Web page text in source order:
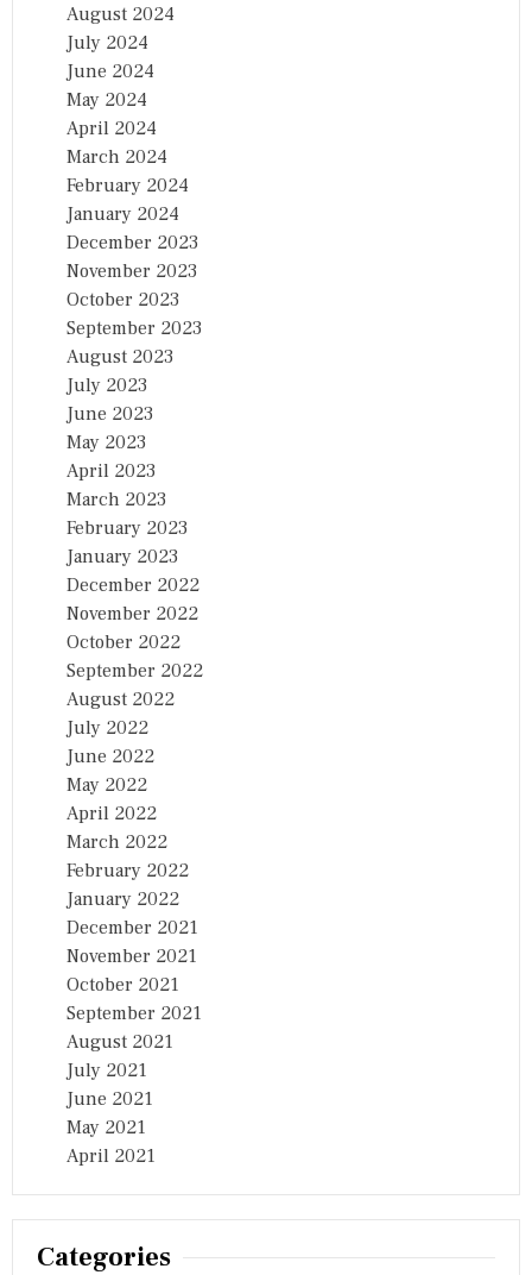
August 2024
July 2024
June 2024
May 2024
April 2024
March 2024
February 2024
January 2024
December 2023
November 2023
October 2023
September 2023
August 2023
July 2023
June 2023
May 2023
April 2023
March 2023
February 2023
January 2023
December 2022
November 2022
October 2022
September 2022
August 2022
July 2022
June 2022
May 2022
April 2022
March 2022
February 2022
January 2022
December 2021
November 2021
October 2021
September 2021
August 2021
July 2021
June 2021
May 2021
April 2021
Categories